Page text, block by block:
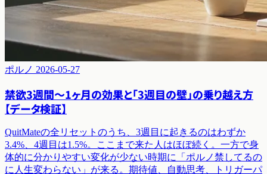
ポルノ 2026-05-27
禁欲3週間〜1ヶ月の効果と「3週目の壁」の乗り越え方
【データ検証】
QuitMateの全リセットのうち、3週目に起きるのはわずか
3.4%、4週目は1.5%。ここまで来た人はほぼ続く。一方で身
体的に分かりやすい変化が少ない時期に「ポルノ禁してるの
に人生変わらない」が来る。期待値、自動思考、トリガーパ